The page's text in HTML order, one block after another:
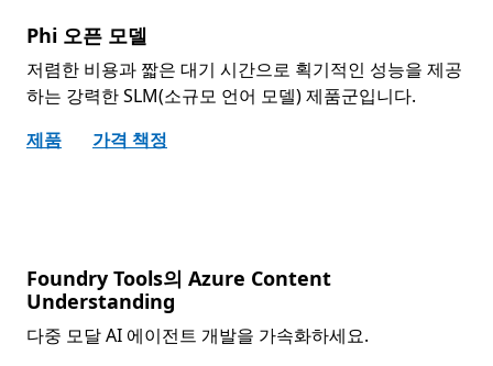
Phi 오픈 모델
저렴한 비용과 짧은 대기 시간으로 획기적인 성능을 제공
하는 강력한 SLM(소규모 언어 모델) 제품군입니다.
제품
가격 책정
Foundry Tools의 Azure Content
Understanding
다중 모달 AI 에이전트 개발을 가속화하세요.